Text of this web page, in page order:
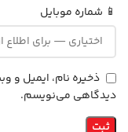
📱 شماره موبایل
ذخیره نام، ایمیل و
دیدگاهی می‌نویسم.